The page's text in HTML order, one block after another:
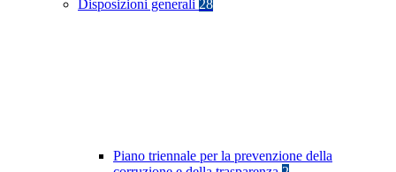
Disposizioni generali 28
Piano triennale per la prevenzione della